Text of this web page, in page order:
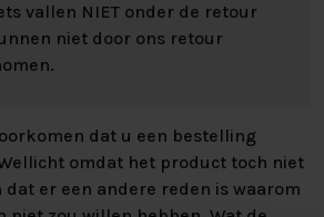
vallen NIET onder de retour
niet door ons retour
dat u een bestelling
omdat het product toch niet
dat er een andere reden is waarom